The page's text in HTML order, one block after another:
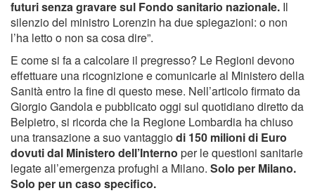
futuri senza gravare sul Fondo sanitario nazionale. Il
silenzio del ministro Lorenzin ha due spiegazioni: o non
l’ha letto o non sa cosa dire”.
E come si fa a calcolare il pregresso? Le Regioni devono
effettuare una ricognizione e comunicarle al Ministero della
Sanità entro la fine di questo mese. Nell’articolo firmato da
Giorgio Gandola e pubblicato oggi sul quotidiano diretto da
Belpietro, si ricorda che la Regione Lombardia ha chiuso
una transazione a suo vantaggiodi 150 milioni di Euro
dovuti dal Ministero dell’Interno per le questioni sanitarie
legate all’emergenza profughi a Milano. Solo per Milano.
Solo per un caso specifico.